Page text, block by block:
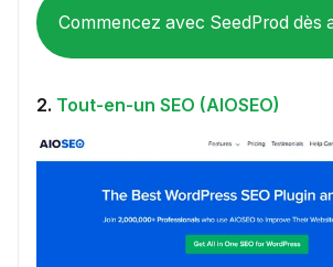
Commencez avec SeedProd dès
2. Tout-en-un SEO (AIOSEO)